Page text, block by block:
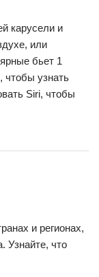
карусели и
или
бьет 1
чтобы узнать
Siri, чтобы
и регионах,
Узнайте, что